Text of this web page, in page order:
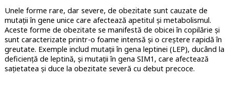
Unele forme rare, dar severe, de obezitate sunt cauzate de
mutații în gene unice care afectează apetitul și metabolismul.
Aceste forme de obezitate se manifestă de obicei în copilărie și
sunt caracterizate printr-o foame intensă și o creștere rapidă în
greutate. Exemple includ mutații în gena leptinei (LEP), ducând la
deficiență de leptină, și mutații în gena SIM1, care afectează
sațietatea și duce la obezitate severă cu debut precoce.